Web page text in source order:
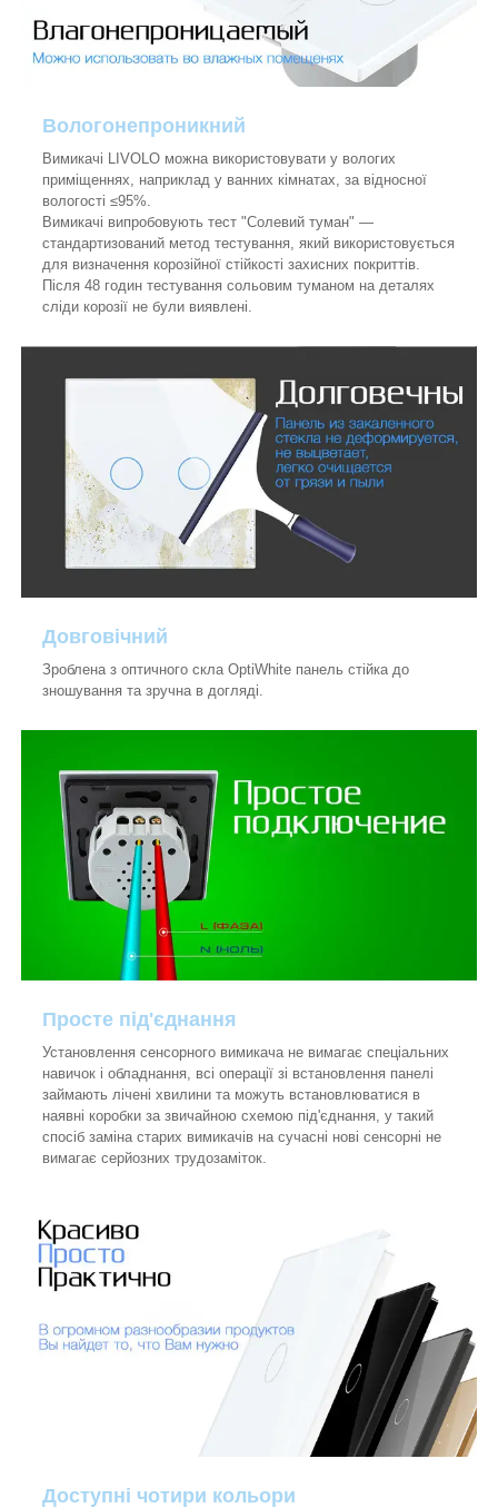
Вологонепроникний
Вимикачі LIVOLO можна використовувати у вологих
приміщеннях, наприклад у ванних кімнатах, за відносної
вологості ≤95%.
Вимикачі випробовують тест "Солевий туман" —
стандартизований метод тестування, який використовується
для визначення корозійної стійкості захисних покриттів.
Після 48 годин тестування сольовим туманом на деталях
сліди корозії не були виявлені.
Довговічний
Зроблена з оптичного скла OptiWhite панель стійка до
зношування та зручна в догляді.
Просте під'єднання
Установлення сенсорного вимикача не вимагає спеціальних
навичок і обладнання, всі операції зі встановлення панелі
займають лічені хвилини та можуть встановлюватися в
наявні коробки за звичайною схемою під'єднання, у такий
спосіб заміна старих вимикачів на сучасні нові сенсорні не
вимагає серйозних трудозаміток.
Доступні чотири кольори